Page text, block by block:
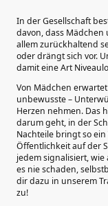
In der Gesellschaft
davon, dass
allem zurückhaltend
oder drängt sich vor.
damit eine Art
Von Mädchen
unbewusste –
Herzen nehmen. Das
darum geht, in der
Nachteile bringt so
Öffentlichkeit auf der
jedem signalisiert,
es nie schaden,
dir dazu in unserem
zu!